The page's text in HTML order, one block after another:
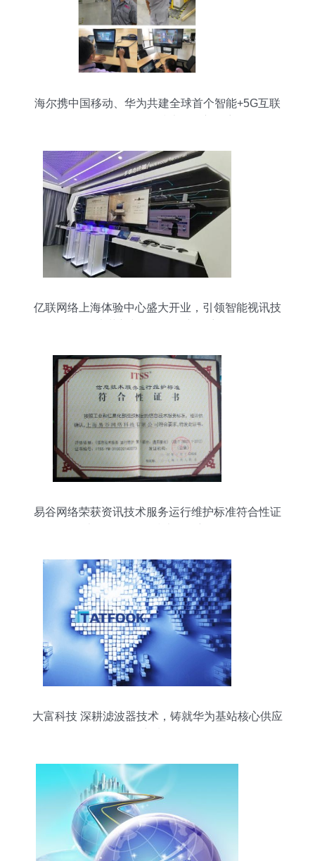
海尔携中国移动、华为共建全球首个智能+5G互联
亿联网络上海体验中心盛大开业，引领智能视讯技
易谷网络荣获资讯技术服务运行维护标准符合性证
大富科技 深耕滤波器技术，铸就华为基站核心供应